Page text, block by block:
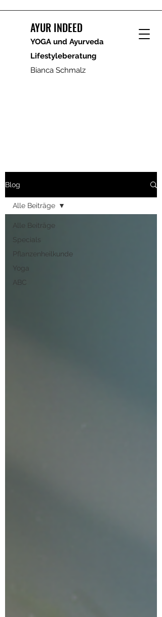
AYUR INDEED
YOGA und Ayurveda
Lifestyleberatung
Bianca Schmalz
Blog
Alle Beiträge
Specials
Pflanzenheilkunde
Yoga
ABC
Alle Beiträge